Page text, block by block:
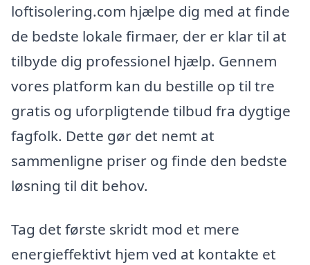
loftisolering.com hjælpe dig med at finde
de bedste lokale firmaer, der er klar til at
tilbyde dig professionel hjælp. Gennem
vores platform kan du bestille op til tre
gratis og uforpligtende tilbud fra dygtige
fagfolk. Dette gør det nemt at
sammenligne priser og finde den bedste
løsning til dit behov.
Tag det første skridt mod et mere
energieffektivt hjem ved at kontakte et